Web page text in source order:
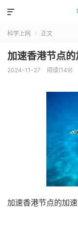

科学上网  正文
加速香港节点
2024-11-27 阅读(149)
加速香港节点的加